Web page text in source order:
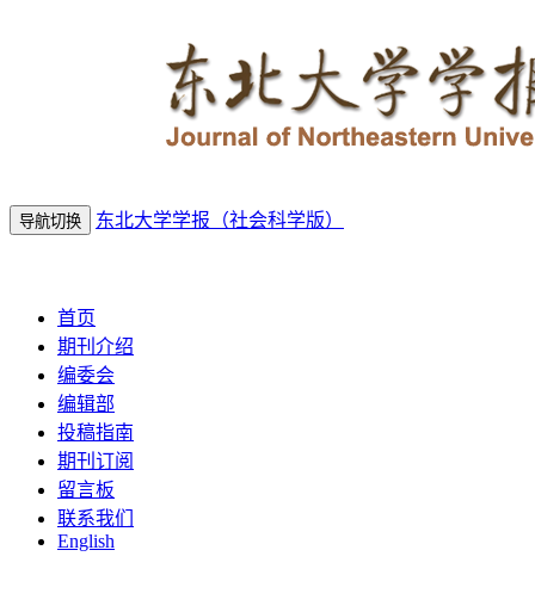
导航切换 东北大学学报（社会科学版）
首页
期刊介绍
编委会
编辑部
投稿指南
期刊订阅
留言板
联系我们
English